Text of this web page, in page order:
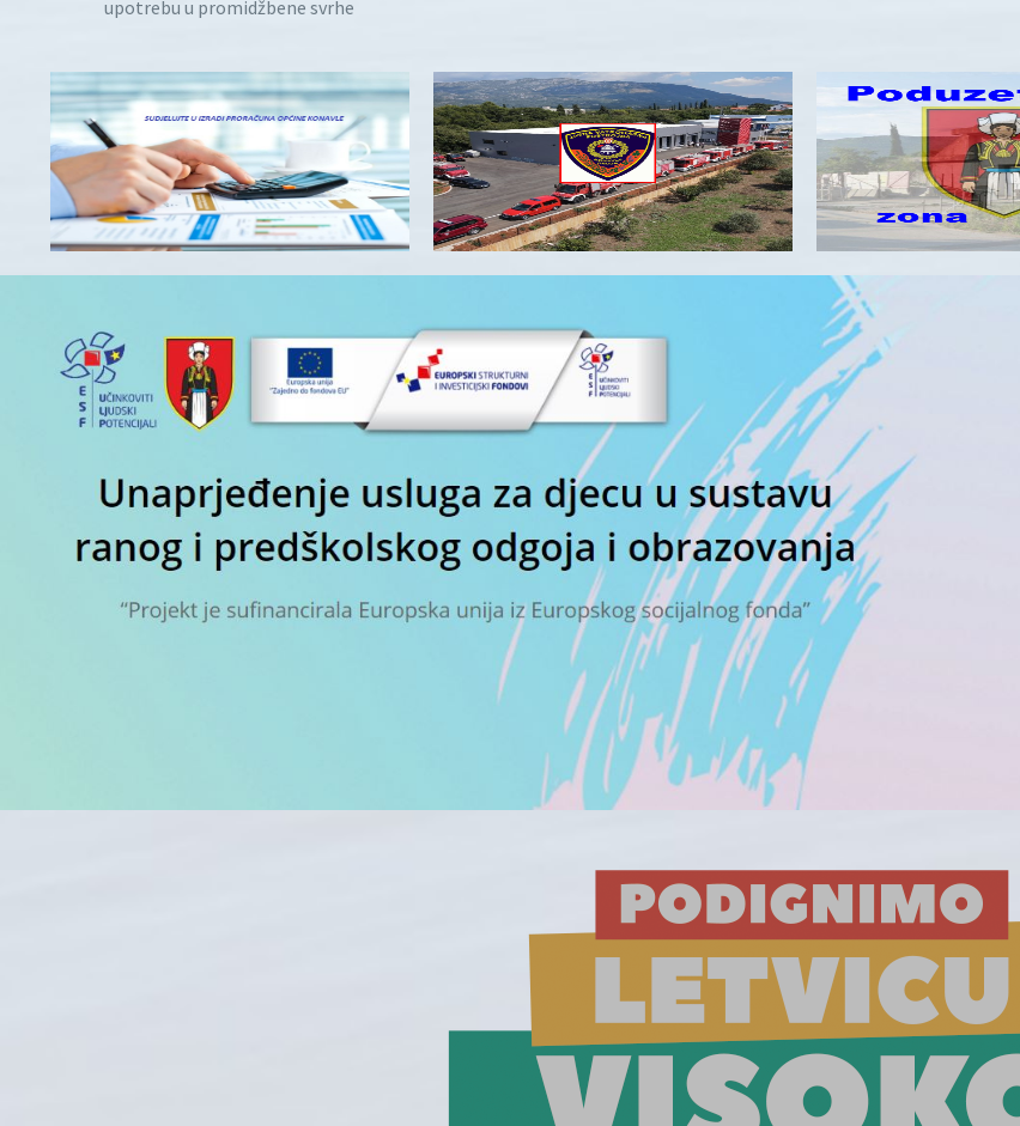
upotrebu u promidžbene svrhe